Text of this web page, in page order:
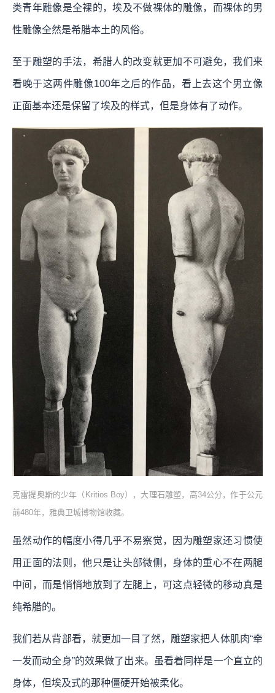
类青年雕像是全裸的，埃及不做裸体的雕像，而裸体的男
性雕像全然是希腊本土的风俗。
至于雕塑的手法，希腊人的改变就更加不可避免，我们来
看晚于这两件雕像100年之后的作品，看上去这个男立像
正面基本还是保留了埃及的样式，但是身体有了动作。
克雷提奥斯的少年（Kritios Boy），大理石雕塑，高34公分，作于公元
前480年，雅典卫城博物馆收藏。
虽然动作的幅度小得几乎不易察觉，因为雕塑家还习惯使
用正面的法则，他只是让头部微侧，身体的重心不在两腿
中间，而是悄悄地放到了左腿上，可这点轻微的移动真是
纯希腊的。
我们若从背部看，就更加一目了然，雕塑家把人体肌肉“牵
一发而动全身”的效果做了出来。虽看着同样是一个直立的
身体，但埃及式的那种僵硬开始被柔化。